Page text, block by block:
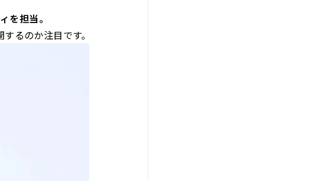
を担当。
るのか注目です。